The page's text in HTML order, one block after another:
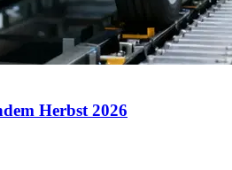
Herbst 2026